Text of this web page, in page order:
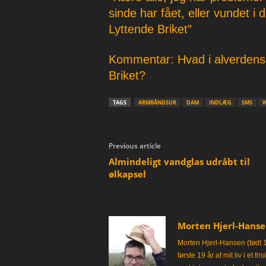
sinde har fået, eller vundet i
Lyttende Briket”
Kommentar: Hvad i
Briket?
TAGS ARMBÅNDSUR DAM INDLÆG SMS
Previous article
Almindeligt vandglas udråbt til
ølkapsel
Morten Hjerl-
Morten Hjerl-Hansen (født
første 19 år af mit liv i et